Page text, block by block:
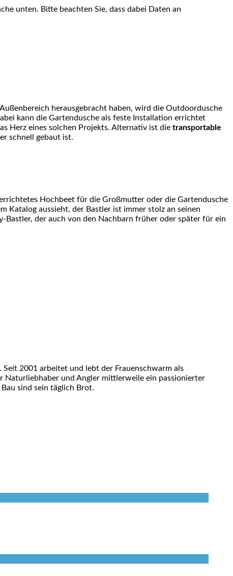
unten. Bitte beachten Sie, dass dabei Daten an
herausgebracht haben, wird die Outdoordusche
kann die Gartendusche als feste Installation errichtet
Herz eines solchen Projekts. Alternativ ist die transportable
schnell gebaut ist.
Hochbeet für die Großmutter oder die Gartendusche
Katalog aussieht, der Bastler ist immer stolz an seinen
der auch von den Nachbarn früher oder später für ein
2001 arbeitet und lebt der Frauenschwarm als
Naturliebhaber und Angler mittlerweile ein passionierter
sind sein täglich Brot.